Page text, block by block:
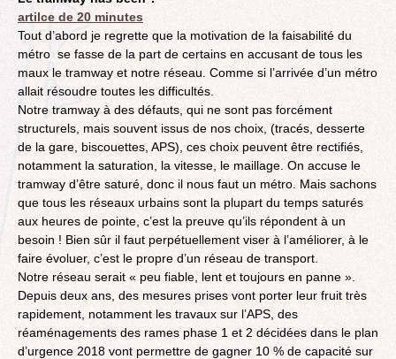
artilce de 20 minutes
Tout d’abord je regrette que la motivation de la faisabilité du
métro se fasse de la part de certains en accusant de tous les
maux le tramway et notre réseau. Comme si l’arrivée d’un métro
allait résoudre toutes les difficultés.
Notre tramway à des défauts, qui ne sont pas forcément
structurels, mais souvent issus de nos choix, (tracés, desserte
de la gare, biscouettes, APS), ces choix peuvent être rectifiés,
notamment la saturation, la vitesse, le maillage. On accuse le
tramway d’être saturé, donc il nous faut un métro. Mais sachons
que tous les réseaux urbains sont la plupart du temps saturés
aux heures de pointe, c’est la preuve qu’ils répondent à un
besoin ! Bien sûr il faut perpétuellement viser à l’améliorer, à le
faire évoluer, c’est le propre d’un réseau de transport.
Notre réseau serait « peu fiable, lent et toujours en panne ».
Depuis deux ans, des mesures prises vont porter leur fruit très
rapidement, notamment les travaux sur l’APS, des
réaménagements des rames phase 1 et 2 décidées dans le plan
d’urgence 2018 vont permettre de gagner 10 % de capacité sur